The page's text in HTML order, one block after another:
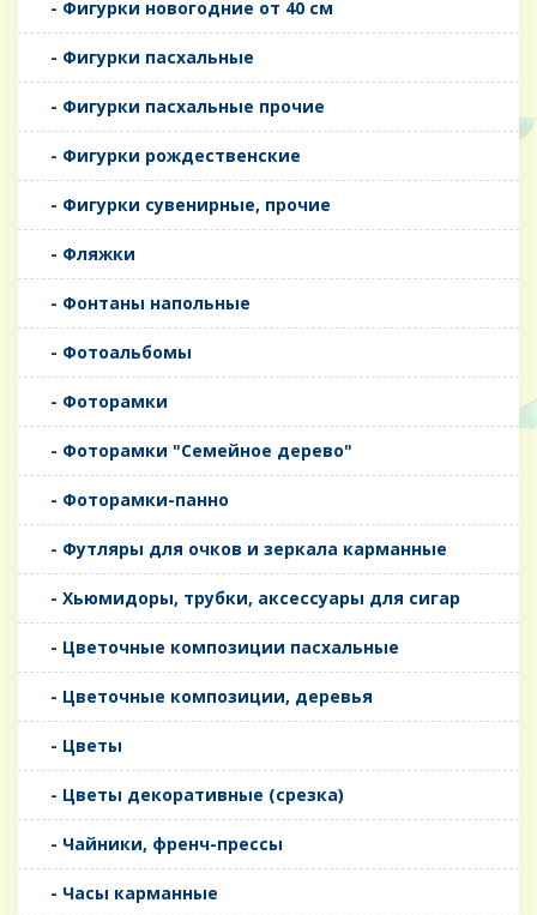
- Фигурки новогодние от 40 см
- Фигурки пасхальные
- Фигурки пасхальные прочие
- Фигурки рождественские
- Фигурки сувенирные, прочие
- Фляжки
- Фонтаны напольные
- Фотоальбомы
- Фоторамки
- Фоторамки "Семейное дерево"
- Фоторамки-панно
- Футляры для очков и зеркала карманные
- Хьюмидоры, трубки, аксессуары для сигар
- Цветочные композиции пасхальные
- Цветочные композиции, деревья
- Цветы
- Цветы декоративные (срезка)
- Чайники, френч-прессы
- Часы карманные